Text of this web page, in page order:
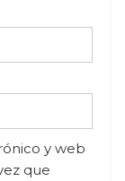
y web
que